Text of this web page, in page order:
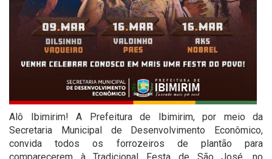
Alô Ibimirim! A Prefeitura de Ibimirim, por meio da
Secretaria Municipal de Desenvolvimento Econômico,
convida todos os forrozeiros de plantão para